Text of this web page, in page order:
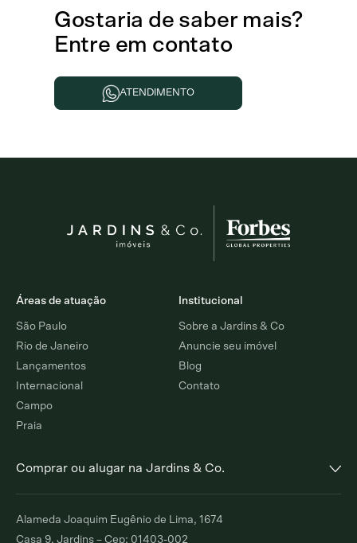
Gostaria de saber mais?
Entre em contato
ATENDIMENTO
Áreas de atuação
São Paulo
Rio de Janeiro
Lançamentos
Internacional
Campo
Praia
Institucional
Sobre a Jardins & Co
Anuncie seu imóvel
Blog
Contato
Comprar ou alugar na Jardins & Co.
Alto de Pinheiros
Comprar Alugar
Jardim Europa
Alameda Joaquim Eugênio de Lima, 1674
Casa 9, Jardins – Cep: 01403-002